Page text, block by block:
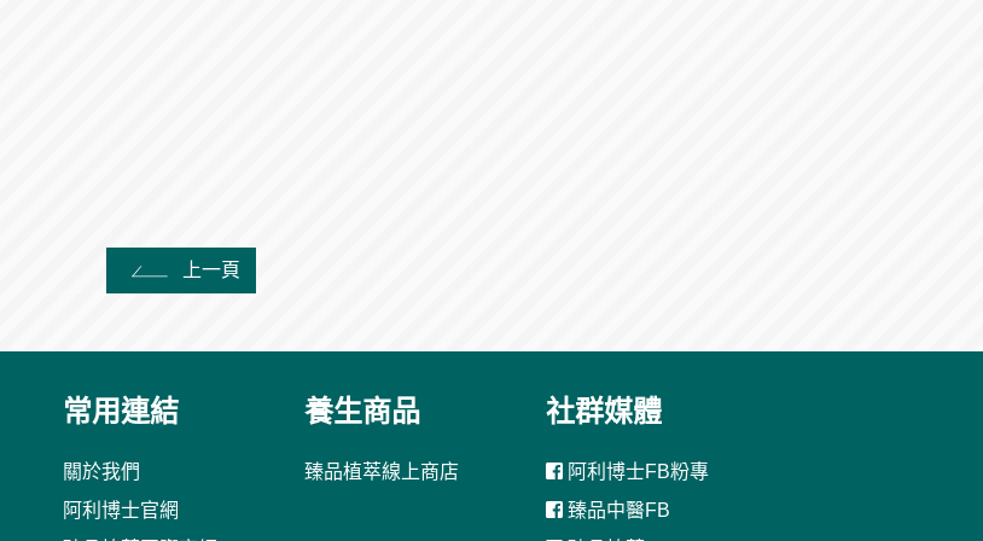
上一頁
常用連結
關於我們
阿利博士官網
養生商品
臻品植萃線上商店
社群媒體
阿利博士FB粉專
臻品中醫FB